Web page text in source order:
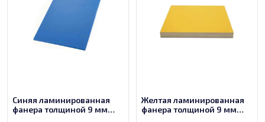
Синяя ламинированная
фанера толщиной 9 мм
Желтая ламинированная
фанера толщиной 9 мм